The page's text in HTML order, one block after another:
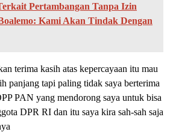
Pertambangan Tanpa Izin
Kami Akan Tindak Dengan
terima kasih atas kepercayaan itu mau
panjang tapi paling tidak saya berterima
PAN yang mendorong saya untuk bisa
DPR RI dan itu saya kira sah-sah saja